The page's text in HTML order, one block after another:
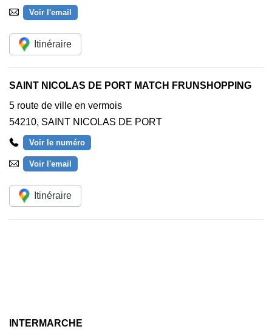
Voir l'email
Itinéraire
SAINT NICOLAS DE PORT MATCH FRUNSHOPPING
5 route de ville en vermois
54210, SAINT NICOLAS DE PORT
Voir le numéro
Voir l'email
Itinéraire
INTERMARCHE